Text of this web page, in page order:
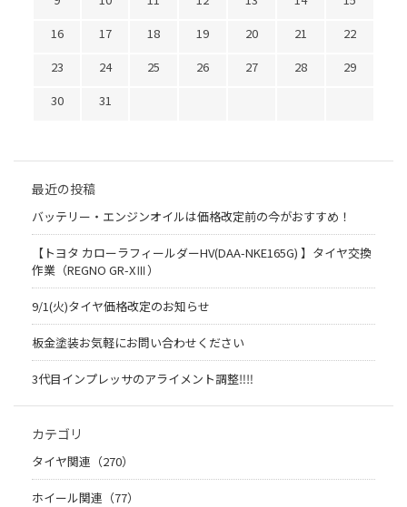
16
17 18 19 20 21
22
23
24 25 26 27 28
29
30
31
最近の投稿
バッテリー・エンジンオイルは価格改定前の今がおすすめ！
【トヨタ カローラフィールダーHV(DAA-NKE165G) 】タイヤ交換
作業（REGNO GR-XⅢ）
9/1(火)タイヤ価格改定のお知らせ
板金塗装お気軽にお問い合わせください
3代目インプレッサのアライメント調整‼︎‼︎
カテゴリ
タイヤ関連（270）
ホイール関連（77）